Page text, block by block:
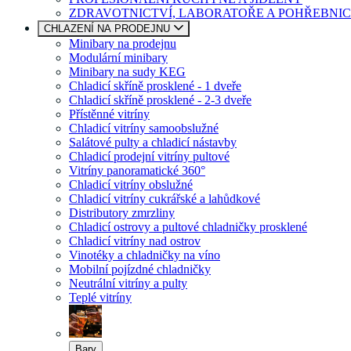
ZDRAVOTNICTVÍ, LABORATOŘE A
CHLAZENÍ NA PRODEJNU
Minibary na prodejnu
Modulární minibary
Minibary na sudy KEG
Chladicí skříně prosklené - 1 dveře
Chladicí skříně prosklené - 2-3 dveře
Přístěnné vitríny
Chladicí vitríny samoobslužné
Salátové pulty a chladicí nástavby
Chladicí prodejní vitríny pultové
Vitríny panoramatické 360°
Chladicí vitríny obslužné
Chladicí vitríny cukrářské a lahůdkové
Distributory zmrzliny
Chladicí ostrovy a pultové chladničky prosklené
Chladicí vitríny nad ostrov
Vinotéky a chladničky na víno
Mobilní pojízdné chladničky
Neutrální vitríny a pulty
Teplé vitríny